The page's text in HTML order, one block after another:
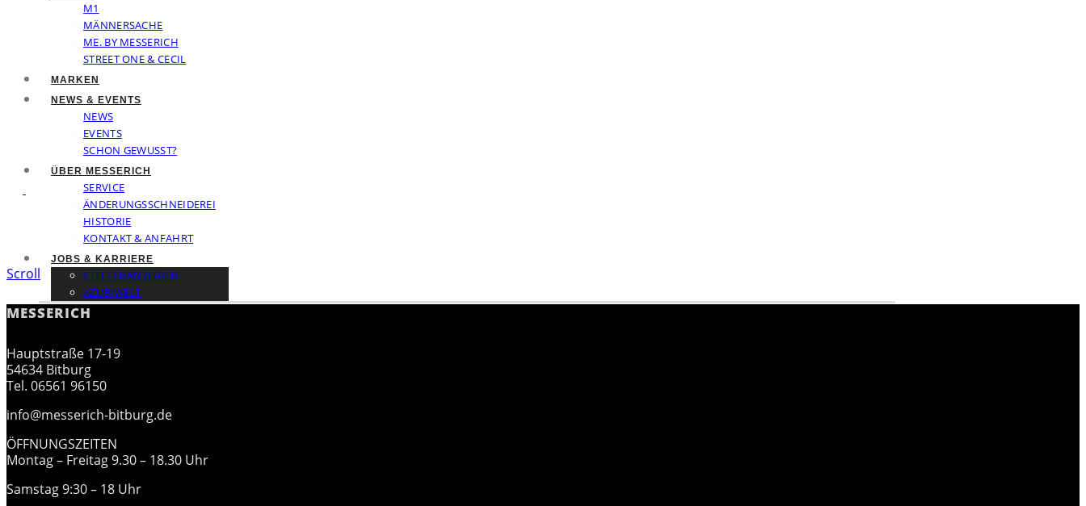
M1
MÄNNERSACHE
ME. BY MESSERICH
STREET ONE & CECIL
MARKEN
NEWS & EVENTS
NEWS
EVENTS
SCHON GEWUSST?
ÜBER MESSERICH
SERVICE
ÄNDERUNGSSCHNEIDEREI
HISTORIE
KONTAKT & ANFAHRT
JOBS & KARRIERE
STELLENANZEIGEN
AZUBIWELT
Scroll
MESSERICH
Hauptstraße 17-19
54634 Bitburg
Tel. 06561 96150
info@messerich-bitburg.de
ÖFFNUNGSZEITEN
Montag – Freitag 9.30 – 18.30 Uhr
Samstag 9:30 – 18 Uhr